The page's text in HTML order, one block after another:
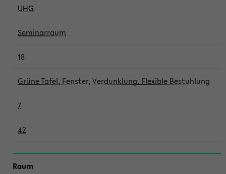
UHG
Seminarraum
18
Grüne Tafel, Fenster, Verdunklung, Flexible Bestuhlung
7
42